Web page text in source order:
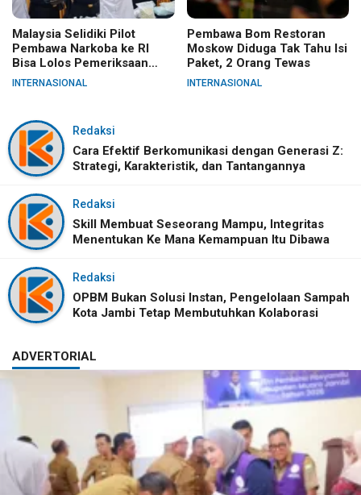
Malaysia Selidiki Pilot
Pembawa Narkoba ke RI
Bisa Lolos Pemeriksaan
KLIA
INTERNASIONAL
Pembawa Bom Restoran
Moskow Diduga Tak Tahu Isi
Paket, 2 Orang Tewas
INTERNASIONAL
Redaksi
Cara Efektif Berkomunikasi dengan Generasi Z:
Strategi, Karakteristik, dan Tantangannya
Redaksi
Skill Membuat Seseorang Mampu, Integritas
Menentukan Ke Mana Kemampuan Itu Dibawa
Redaksi
OPBM Bukan Solusi Instan, Pengelolaan Sampah
Kota Jambi Tetap Membutuhkan Kolaborasi
ADVERTORIAL